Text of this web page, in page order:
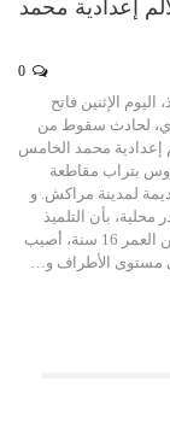
إعدادية محمد
الإثنين فاتح
لحادث سقوط من
إعدادية محمد الخامس
بتراب مقاطعة
لمدينة مراكش. و
بأن التلميذ
الذي يبلغ من العمر 16 سنة، أصيب
مستوى الأطراف و…